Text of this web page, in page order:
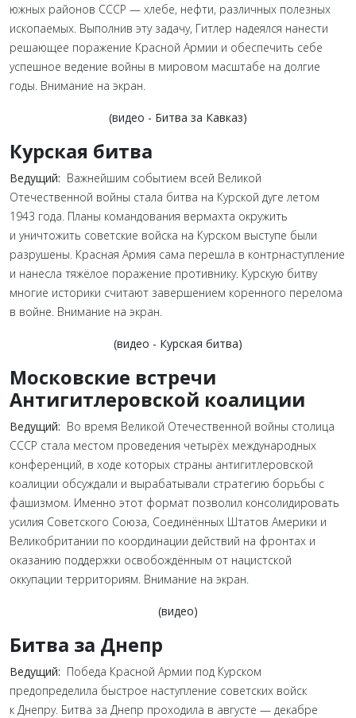
южных районов СССР — хлебе, нефти, различных полезных
ископаемых. Выполнив эту задачу, Гитлер надеялся нанести
решающее поражение Красной Армии и обеспечить себе
успешное ведение войны в мировом масштабе на долгие
годы. Внимание на экран.
(видео - Битва за Кавказ)
Курская битва
Ведущий: Важнейшим событием всей Великой
Отечественной войны стала битва на Курской дуге летом
1943 года. Планы командования вермахта окружить
и уничтожить советские войска на Курском выступе были
разрушены. Красная Армия сама перешла в контрнаступление
и нанесла тяжёлое поражение противнику. Курскую битву
многие историки считают завершением коренного перелома
в войне. Внимание на экран.
(видео - Курская битва)
Московские встречи
Антигитлеровской коалиции
Ведущий: Во время Великой Отечественной войны столица
СССР стала местом проведения четырёх международных
конференций, в ходе которых страны антигитлеровской
коалиции обсуждали и вырабатывали стратегию борьбы с
фашизмом. Именно этот формат позволил консолидировать
усилия Советского Союза, Соединённых Штатов Америки и
Великобритании по координации действий на фронтах и
оказанию поддержки освобождённым от нацистской
оккупации территориям. Внимание на экран.
(видео)
Битва за Днепр
Ведущий: Победа Красной Армии под Курском
предопределила быстрое наступление советских войск
к Днепру. Битва за Днепр проходила в августе — декабре